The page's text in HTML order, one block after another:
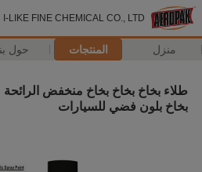
LIKE FINE CHEMICAL CO., LTD
منزل المنتجات حول
بخاخ بلون فضي للسيارات